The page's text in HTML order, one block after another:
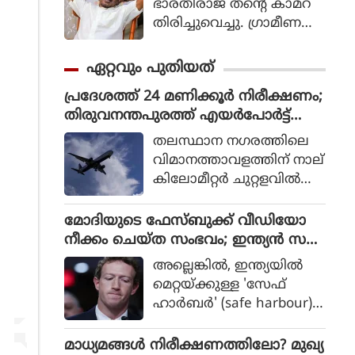
ഭാരതിരാജ തന്റെ കാമറ
തിരിച്ചുവെച്ചു. ഗ്രാമീണ
യായ തലത്തില്‍ ആ
വിഷ്‌കരിച്ചുകൊണ്ടാണ്
ഭാരതിരാജ വിപ്ലവം
തീര്‍ത്തത്.
ഏറ്റവും പുതിയത്
പ്രദേശത്ത് 24 മണിക്കൂര്‍ നിരീക്ഷണം;
തിരുവനന്തപുരത്ത് എയര്‍പോര്‍ട്ട്
സ്‌ക്വാഡ് നിലവില്‍ വന്നുതലസ്ഥാന നഗരത്തിലെ
വിമാനത്താവളത്തിന് നാല്
കിലോമീറ്റര്‍ ചുറ്റളവില്‍
റപ്പാക്കാന്‍ ഒരു 'എയ
ര്‍പോര്‍ട്ട് സ്‌ക്വാഡ്' രൂപീക
രിച്ചതായി കോര്‍പ്പറേഷന്‍
സെക്രട്ടറി അറിയിച്ചു. മ
നുഷ്യാവകാശ കമ്മീഷന്‍
അംഗം ജസ്റ്റിസ് അല
ക്‌സാണ്ടര്‍ തോമസിന്റെ ഇ
ടപെടലിനെത്തുടര്‍ന്നാണ്
മോദിയുടെ ഫേസ്ബുക്ക് വീഡിയോ
നീക്കം ചെയ്ത സംഭവം; ഇന്ത്യന്‍ സ
ര്‍ക്കാരിനോട് മാപ്പ് പറഞ്ഞ് മെറ്റാ
സിഇഒ മാര്‍ക്ക് സക്കര്‍ബര്‍ഗ്
അല്ലെങ്കില്‍, ഇന്ത്യയില്‍
മെറ്റയ്ക്കുള്ള 'സേഫ്
ഹാര്‍ബര്‍' (safe harbour)
ശുപാര്‍ശ ചെയ്യുമെന്ന് സ
മാധ്യമങ്ങള്‍ നിരീക്ഷണത്തിലോ? മുഖ്യ